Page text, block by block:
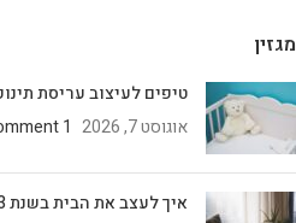
מגזין
טיפים לעיצוב עריסת
אוגוסט 7, 2026
1 Comment
איך לעצב את הבית בשנת 2023?